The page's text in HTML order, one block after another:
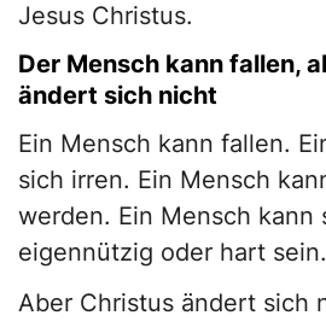
Jesus Christus.
Der Mensch kann fallen,
ändert sich nicht
Ein Mensch kann fallen.
sich irren. Ein Mensch
werden. Ein Mensch kann
eigennützig oder hart sein.
Aber Christus ändert sich